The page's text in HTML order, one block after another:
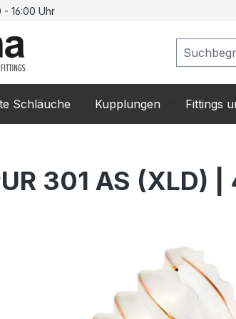
springen
- 16:00 Uhr
Schläuche Kupplungen Fittings
301 AS (XLD)